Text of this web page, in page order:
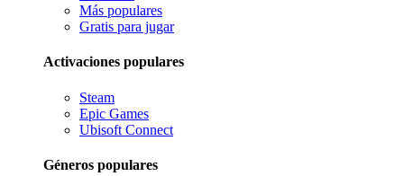
Más populares
Gratis para jugar
Activaciones populares
Steam
Epic Games
Ubisoft Connect
Géneros populares